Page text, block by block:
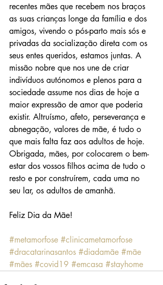
recentes mães que recebem nos braços
as suas crianças longe da família e dos
amigos, vivendo o pós-parto mais sós e
privadas da socialização direta com os
seus entes queridos, estamos juntas. A
missão nobre que nos une de criar
indivíduos autónomos e plenos para a
sociedade assume nos dias de hoje a
maior expressão de amor que poderia
existir. Altruísmo, afeto, perseverança e
abnegação, valores de mãe, é tudo o
que mais falta faz aos adultos de hoje.
Obrigada, mães, por colocarem o bem-
estar dos vossos filhos acima de tudo o
resto e por construírem, cada uma no
seu lar, os adultos de amanhã.
Feliz Dia da Mãe!
#metamorfose #clinicametamorfose
#dracatarinasantos #diadamãe #mãe
#mães #covid19 #emcasa #stayhome